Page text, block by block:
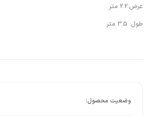
عرض:2.2 متر
طول: 3.5 متر